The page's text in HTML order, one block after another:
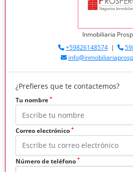
Inmobiliaria
+59826148574|
¿Prefieres que te contactemos?
Tu nombre *
Correo electrónico *
Número de teléfono *